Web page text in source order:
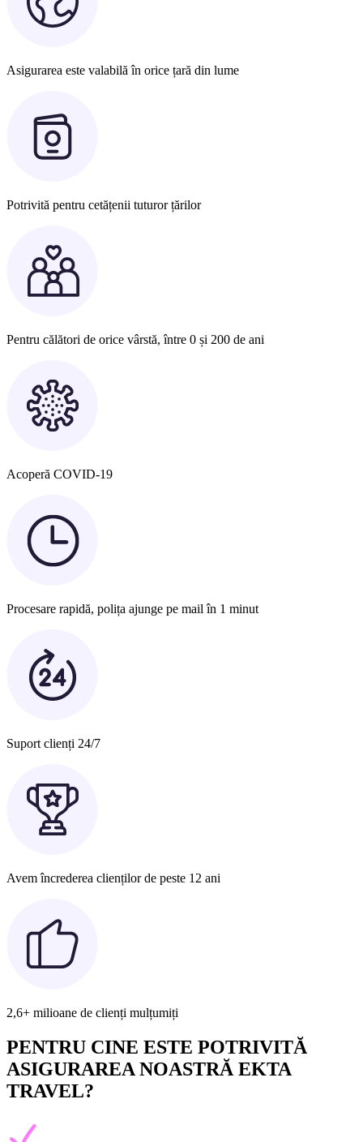
Asigurarea este valabilă în orice țară din lume
Potrivită pentru cetățenii tuturor țărilor
Pentru călători de orice vârstă, între 0 și 200 de ani
Acoperă COVID-19
Procesare rapidă, polița ajunge pe mail în 1 minut
Suport clienți 24/7
Avem încrederea clienților de peste 12 ani
2,6+ milioane de clienți mulțumiți
PENTRU CINE ESTE POTRIVITĂ
ASIGURAREA NOASTRĂ EKTA
TRAVEL?